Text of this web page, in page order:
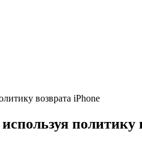
возврата iPhone
политику